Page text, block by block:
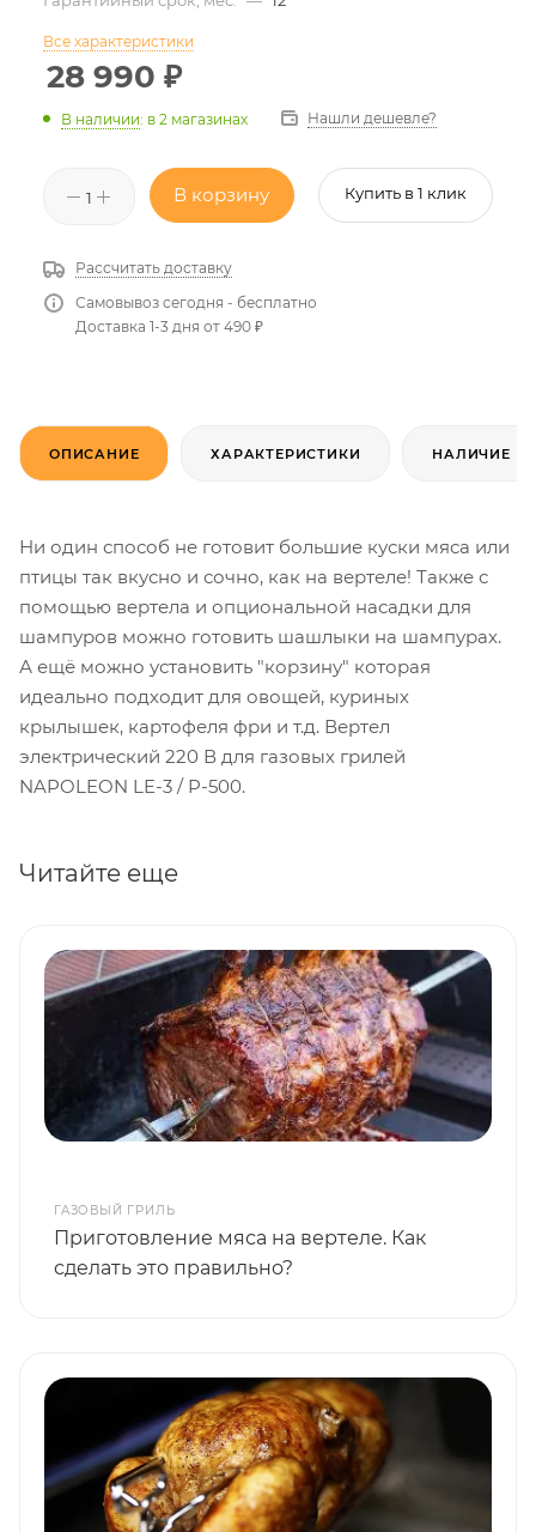
Все характеристики
28 990 ₽
В наличии: в 2 магазинах Нашли дешевле?
В корзину Купить в 1 клик
Рассчитать доставку
Самовывоз сегодня - бесплатно
Доставка 1-3 дня от 490 ₽
ОПИСАНИЕ ХАРАКТЕРИСТИКИ НАЛИЧИЕ
Ни один способ не готовит большие куски мяса или
птицы так вкусно и сочно, как на вертеле! Также с
помощью вертела и опциональной насадки для
шампуров можно готовить шашлыки на шампурах.
А ещё можно установить "корзину" которая
идеально подходит для овощей, куриных
крылышек, картофеля фри и т.д. Вертел
электрический 220 В для газовых грилей
NAPOLEON LE-3 / P-500.
Читайте еще
ГАЗОВЫЙ ГРИЛЬ
Приготовление мяса на вертеле. Как
сделать это правильно?